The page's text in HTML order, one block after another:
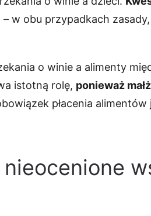
– w obu przypadkach
o winie a alimenty
istotną rolę, ponieważ
płacenia alimentów